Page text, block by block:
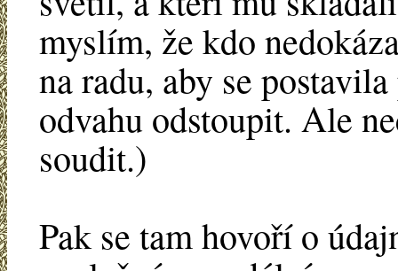
myslím, že kdo
na radu, aby se
odvahu odstoupit. Ale
soudit.)
Pak se tam hovoří o